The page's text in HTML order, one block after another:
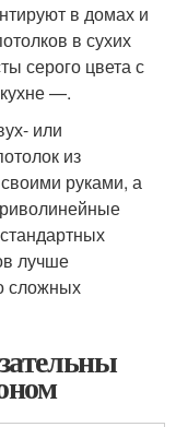
в домах и
в сухих
серого цвета с
—.
или
из
руками, а
лучше
сложных